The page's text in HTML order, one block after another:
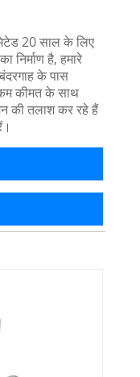
20 साल के लिए
निर्माण है, हमारे
के पास
कीमत के साथ
की तलाश कर रहे हैं